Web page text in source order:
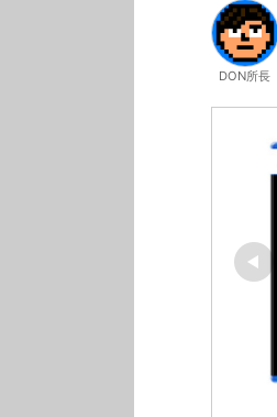
DON所長